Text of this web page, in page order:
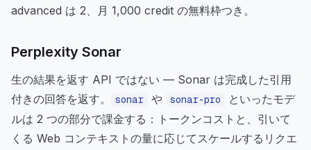
advanced は 2、月 1,000 credit の無料枠つき。
Perplexity Sonar
生の結果を返す API ではない — Sonar は完成した引用
付きの回答を返す。
sonar や sonar-pro
といったモデ
ルは 2 つの部分で課金する：トークンコストと、引いて
くる Web コンテキストの量に応じてスケールするリクエ